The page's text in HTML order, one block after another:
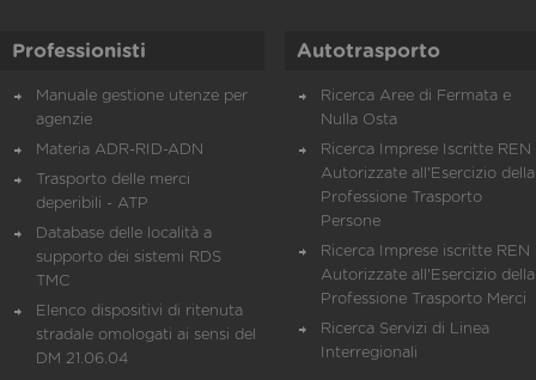
Professionisti
Manuale gestione utenze per
agenzie
Materia ADR-RID-ADN
Trasporto delle merci
deperibili - ATP
Database delle località a
supporto dei sistemi RDS
TMC
Elenco dispositivi di ritenuta
stradale omologati ai sensi del
DM 21.06.04
Autotrasporto
Ricerca Aree di Fermata e
Nulla Osta
Ricerca Imprese Iscritte REN
Autorizzate all'Esercizio della
Professione Trasporto
Persone
Ricerca Imprese iscritte REN
Autorizzate all'Esercizio della
Professione Trasporto Merci
Ricerca Servizi di Linea
Interregionali